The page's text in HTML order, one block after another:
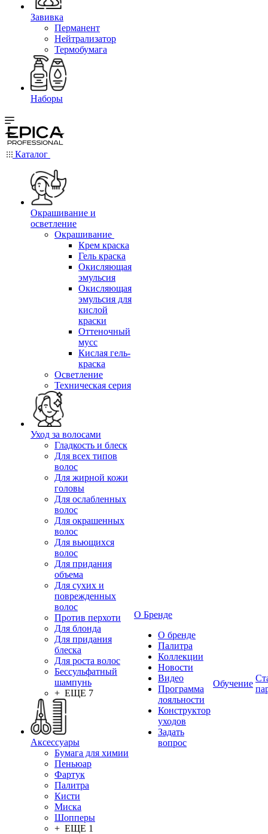
Завивка
Перманент
Нейтрализатор
Термобумага
Наборы
Каталог
Окрашивание и
осветление
Окрашивание
Крем краска
Гель краска
Окисляющая
эмульсия
Окисляющая
эмульсия для
кислой
краски
Оттеночный
мусс
Кислая гель-
краска
Осветление
Техническая серия
Уход за волосами
Гладкость и блеск
Для всех типов
волос
Для жирной кожи
головы
Для ослабленных
волос
Для окрашенных
волос
Для вьющихся
волос
Для придания
объема
Для сухих и
поврежденных
волос
Против перхоти
Для блонда
Для придания
блеска
Для роста волос
Бессульфатный
шампунь
+ ЕЩЕ 7
Аксессуары
Бумага для химии
Пеньюар
Фартук
Палитра
Кисти
Миска
Шопперы
+ ЕЩЕ 1
О Бренде
О бренде
Палитра
Коллекции
Новости
Видео
Программа
лояльности
Конструктор
уходов
Задать
вопрос
Обучение